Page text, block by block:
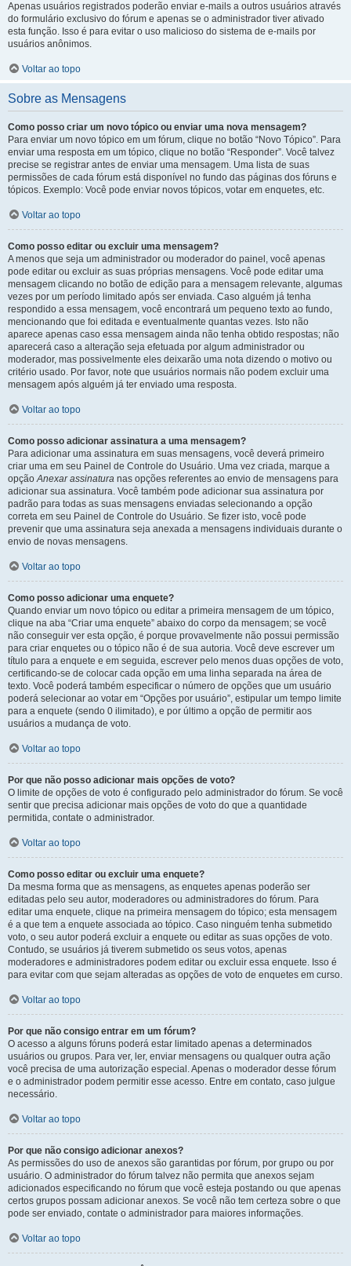
Apenas usuários registrados poderão enviar e-mails a outros usuários através
do formulário exclusivo do fórum e apenas se o administrador tiver ativado
esta função. Isso é para evitar o uso malicioso do sistema de e-mails por
usuários anônimos.
Voltar ao topo
Sobre as Mensagens
Como posso criar um novo tópico ou enviar uma nova mensagem?
Para enviar um novo tópico em um fórum, clique no botão “Novo Tópico”. Para
enviar uma resposta em um tópico, clique no botão “Responder”. Você talvez
precise se registrar antes de enviar uma mensagem. Uma lista de suas
permissões de cada fórum está disponível no fundo das páginas dos fóruns e
tópicos. Exemplo: Você pode enviar novos tópicos, votar em enquetes, etc.
Voltar ao topo
Como posso editar ou excluir uma mensagem?
A menos que seja um administrador ou moderador do painel, você apenas
pode editar ou excluir as suas próprias mensagens. Você pode editar uma
mensagem clicando no botão de edição para a mensagem relevante, algumas
vezes por um período limitado após ser enviada. Caso alguém já tenha
respondido a essa mensagem, você encontrará um pequeno texto ao fundo,
mencionando que foi editada e eventualmente quantas vezes. Isto não
aparece apenas caso essa mensagem ainda não tenha obtido respostas; não
aparecerá caso a alteração seja efetuada por algum administrador ou
moderador, mas possivelmente eles deixarão uma nota dizendo o motivo ou
critério usado. Por favor, note que usuários normais não podem excluir uma
mensagem após alguém já ter enviado uma resposta.
Voltar ao topo
Como posso adicionar assinatura a uma mensagem?
Para adicionar uma assinatura em suas mensagens, você deverá primeiro
criar uma em seu Painel de Controle do Usuário. Uma vez criada, marque a
opçãoAnexar assinatura nas opções referentes ao envio de mensagens para
adicionar sua assinatura. Você também pode adicionar sua assinatura por
padrão para todas as suas mensagens enviadas selecionando a opção
correta em seu Painel de Controle do Usuário. Se fizer isto, você pode
prevenir que uma assinatura seja anexada a mensagens individuais durante o
envio de novas mensagens.
Voltar ao topo
Como posso adicionar uma enquete?
Quando enviar um novo tópico ou editar a primeira mensagem de um tópico,
clique na aba “Criar uma enquete” abaixo do corpo da mensagem; se você
não conseguir ver esta opção, é porque provavelmente não possui permissão
para criar enquetes ou o tópico não é de sua autoria. Você deve escrever um
título para a enquete e em seguida, escrever pelo menos duas opções de voto,
certificando-se de colocar cada opção em uma linha separada na área de
texto. Você poderá também especificar o número de opções que um usuário
poderá selecionar ao votar em “Opções por usuário”, estipular um tempo limite
para a enquete (sendo 0 ilimitado), e por último a opção de permitir aos
usuários a mudança de voto.
Voltar ao topo
Por que não posso adicionar mais opções de voto?
O limite de opções de voto é configurado pelo administrador do fórum. Se você
sentir que precisa adicionar mais opções de voto do que a quantidade
permitida, contate o administrador.
Voltar ao topo
Como posso editar ou excluir uma enquete?
Da mesma forma que as mensagens, as enquetes apenas poderão ser
editadas pelo seu autor, moderadores ou administradores do fórum. Para
editar uma enquete, clique na primeira mensagem do tópico; esta mensagem
é a que tem a enquete associada ao tópico. Caso ninguém tenha submetido
voto, o seu autor poderá excluir a enquete ou editar as suas opções de voto.
Contudo, se usuários já tiverem submetido os seus votos, apenas
moderadores e administradores podem editar ou excluir essa enquete. Isso é
para evitar com que sejam alteradas as opções de voto de enquetes em curso.
Voltar ao topo
Por que não consigo entrar em um fórum?
O acesso a alguns fóruns poderá estar limitado apenas a determinados
usuários ou grupos. Para ver, ler, enviar mensagens ou qualquer outra ação
você precisa de uma autorização especial. Apenas o moderador desse fórum
e o administrador podem permitir esse acesso. Entre em contato, caso julgue
necessário.
Voltar ao topo
Por que não consigo adicionar anexos?
As permissões do uso de anexos são garantidas por fórum, por grupo ou por
usuário. O administrador do fórum talvez não permita que anexos sejam
adicionados especificando no fórum que você esteja postando ou que apenas
certos grupos possam adicionar anexos. Se você não tem certeza sobre o que
pode ser enviado, contate o administrador para maiores informações.
Voltar ao topo